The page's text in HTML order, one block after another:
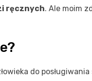
ręcznych. Ale moim
do posługiwania